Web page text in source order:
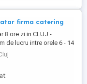
firma catering
8 ore zi in CLUJ -
de lucru intre orele 6 - 14